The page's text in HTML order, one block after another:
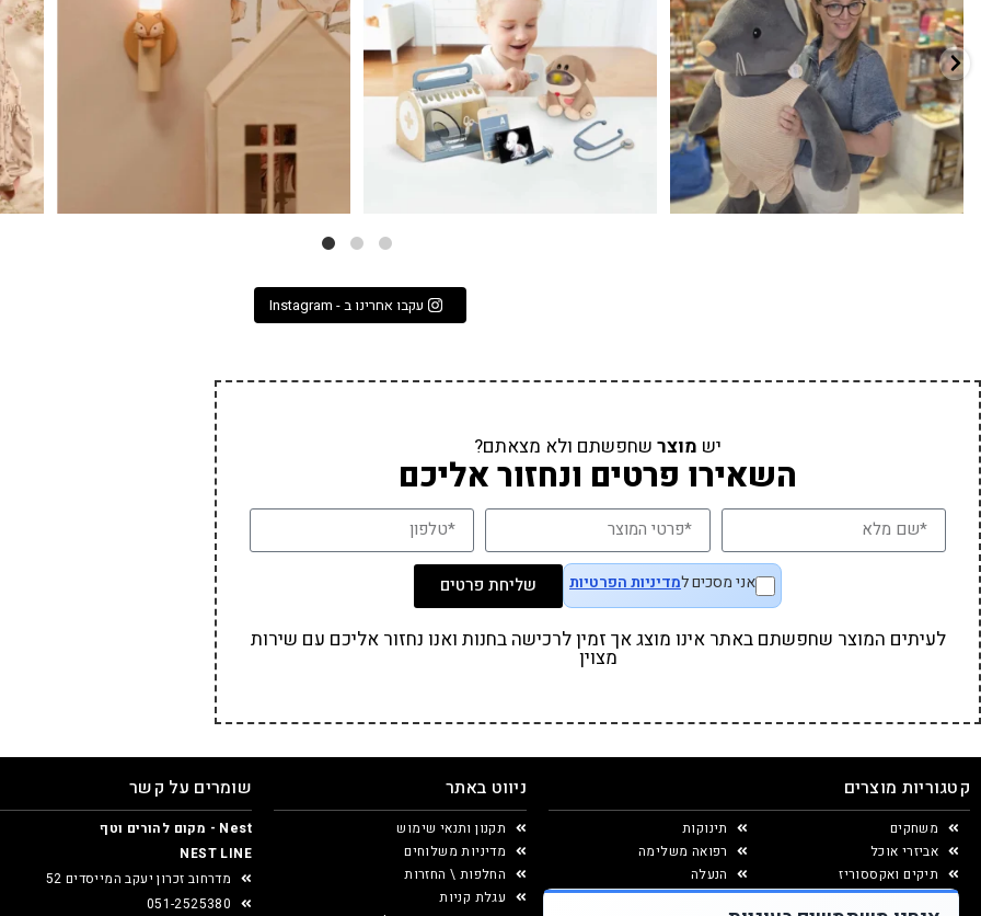
עקבו אחרינו ב - Instagram
יש מוצר שחפשתם ולא מצאתם?
השאירו פרטים ונחזור אליכם
אני מסכים למדיניות הפרטיות שליחת פרטים
לעיתים המוצר שחפשתם באתר אינו מוצג אך זמין לרכישה בחנות ואנו נחזור אליכם עם שירות
מצוין
קטגוריות מוצרים
משחקים
אביזרי אוכל
תיקים ואקססוריז
יצירה ומוצרי נייר
תינוקות
רפואה משלימה
הנעלה
ניווט באתר
תקנון ותנאי שימוש
מדיניות משלוחים
החלפות \ החזרות
עגלת קניות
שומרים על קשר
Nest - מקום להורים וטף
NEST LINE
מדרחוב זכרון יעקב המייסדים 52
051-2525380